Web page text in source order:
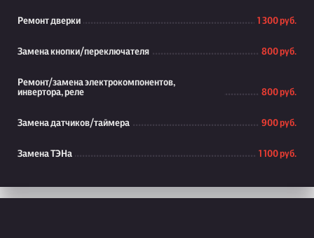
Ремонт дверки 1 300 руб.
Замена кнопки/переключателя 800 руб.
Ремонт/замена электрокомпонентов,
инвертора, реле
800 руб.
Замена датчиков/таймера 900 руб.
Замена ТЭНа 1 100 руб.